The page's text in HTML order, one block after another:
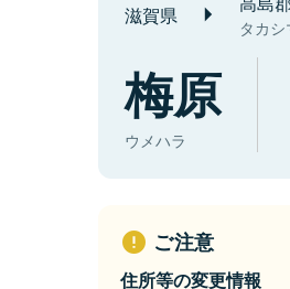
滋賀県
タカ
梅原
ウメハラ
ご注意
住所等の変更情報